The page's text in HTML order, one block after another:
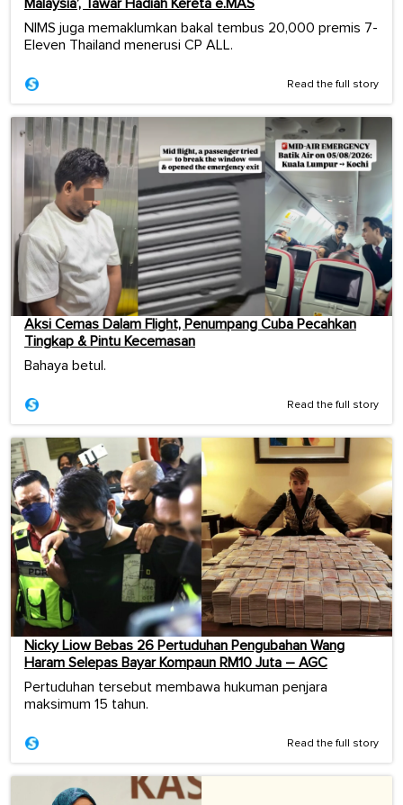
Malaysia’, Tawar Hadiah Kereta e.MAS
NIMS juga memaklumkan bakal tembus 20,000 premis 7-
Eleven Thailand menerusi CP ALL.
Read the full story
Aksi Cemas Dalam Flight, Penumpang Cuba Pecahkan
Tingkap & Pintu Kecemasan
Bahaya betul.
Read the full story
Nicky Liow Bebas 26 Pertuduhan Pengubahan Wang
Haram Selepas Bayar Kompaun RM10 Juta – AGC
Pertuduhan tersebut membawa hukuman penjara
maksimum 15 tahun.
Read the full story